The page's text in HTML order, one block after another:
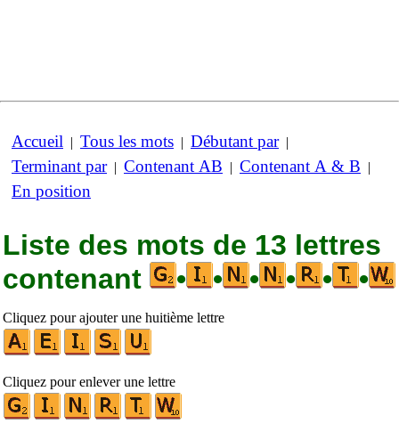
Accueil | Tous les mots | Débutant par|
Terminant par| Contenant AB | Contenant A & B |
En position
Liste des mots de 13 lettres
contenant
• • • • • •
Cliquez pour ajouter une huitième lettre
Cliquez pour enlever une lettre